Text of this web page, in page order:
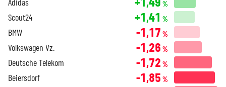
%
Scout24 +1,41 %
BMW -1,17 %
Volkswagen Vz. -1,26 %
Deutsche Telekom -1,72 %
Beiersdorf -1,85 %